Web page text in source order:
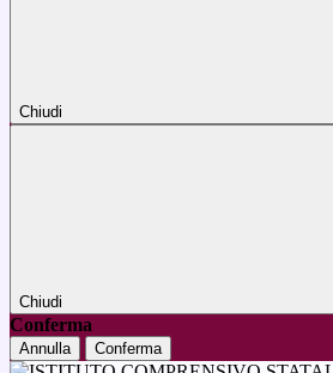
Chiudi
Chiudi
Conferma
Annulla Conferma